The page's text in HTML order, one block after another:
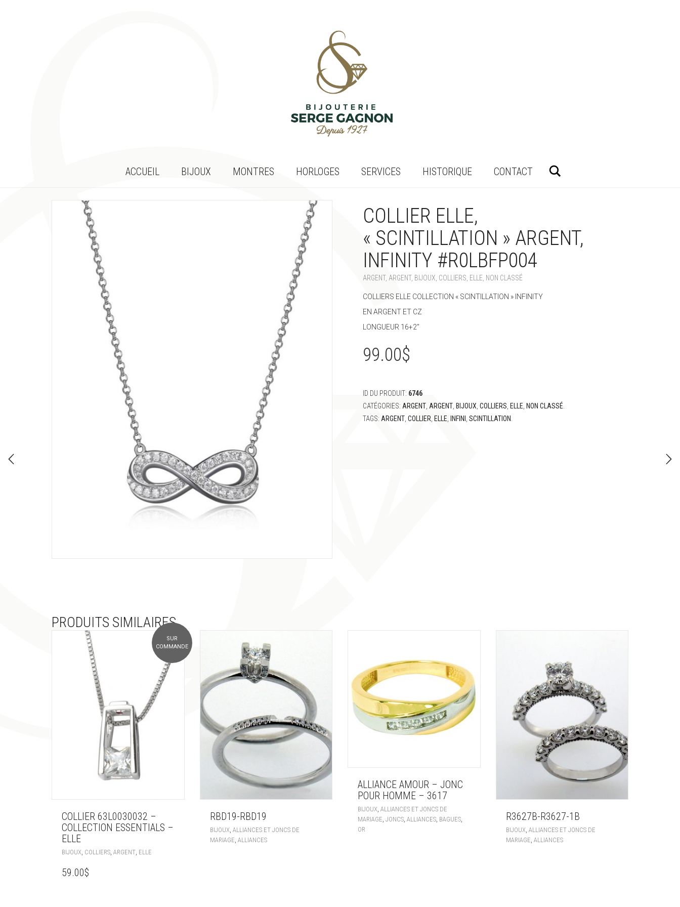
ACCUEIL BIJOUX MONTRES HORLOGES SERVICES HISTORIQUE CONTACT
COLLIER ELLE,
« SCINTILLATION » ARGENT,
INFINITY #R0LBFP004
ARGENT, ARGENT, BIJOUX COLLIERS ELLE NON CLASSÉ
COLLIERS ELLE COLLECTION « SCINTILLATION » INFINITY
EN ARGENT ET CZ
LONGUEUR 16+2″
99.00$
ID DU PRODUIT: 6746
CATÉGORIES: ARGENT ARGENT BIJOUX COLLIERS ELLE NON CLASSÉ
TAGS: ARGENT COLLIER ELLE INFINI SCINTILLATION
PRODUITS SIMILAIRES
SUR
COMMANDE
COLLIER 63L0030032 –
COLLECTION ESSENTIALS –
ELLE
BIJOUX COLLIERS ARGENT ELLE
59.00$
RBD19-RBD19
BIJOUX ALLIANCES ET JONCS DE
MARIAGE ALLIANCES
ALLIANCE AMOUR – JONC
POUR HOMME – 3617
BIJOUX ALLIANCES ET JONCS DE
MARIAGE JONCS ALLIANCES BAGUES
OR
R3627B-R3627-1B
BIJOUX ALLIANCES ET JONCS DE
MARIAGE ALLIANCES